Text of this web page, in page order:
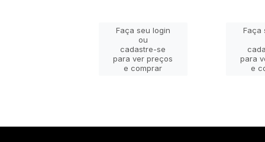
Faça seu login
ou
cadastre-se
para ver preços
e comprar
Faça
para
e